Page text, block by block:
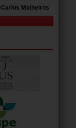
Malheiros